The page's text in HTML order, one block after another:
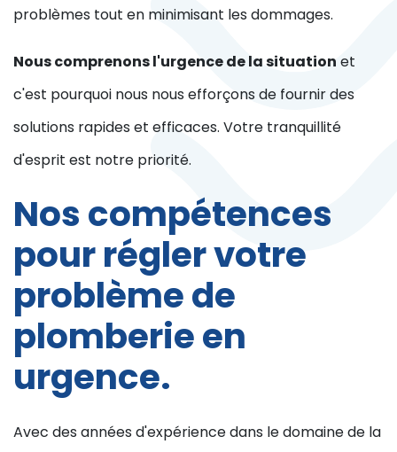
problèmes tout en minimisant les dommages.
Nous comprenons l'urgence de la situation et
c'est pourquoi nous nous efforçons de fournir des
solutions rapides et efficaces. Votre tranquillité
d'esprit est notre priorité.
Nos compétences
pour régler votre
problème de
plomberie en
urgence.
Avec des années d'expérience dans le domaine de la